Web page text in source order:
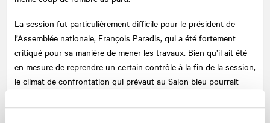
La session fut particulièrement difficile pour le président de
l’Assemblée nationale, François Paradis, qui a été fortement
critiqué pour sa manière de mener les travaux. Bien qu’il ait été
en mesure de reprendre un certain contrôle à la fin de la session,
le climat de confrontation qui prévaut au Salon bleu pourrait